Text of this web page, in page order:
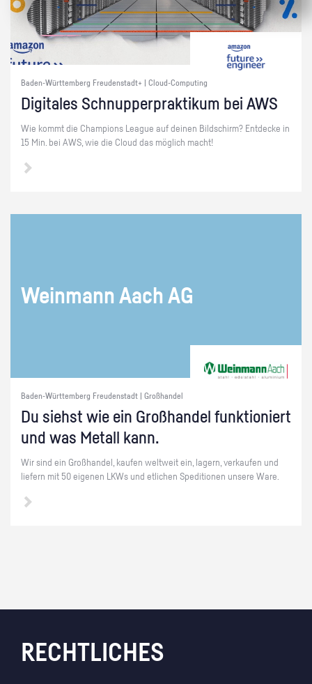
Baden-Württemberg Freudenstadt+ | Cloud-Computing
Di­gi­ta­les Schnup­per­prak­ti­kum bei AWS
Wie kommt die Cham­pi­ons Le­ague auf dei­nen Bild­schirm? Ent­de­cke in
15 Min. bei AWS, wie die Cloud das mög­lich macht!
Wein­mann Aach AG
Baden-Württemberg Freudenstadt | Großhandel
Du siehst wie ein Groß­han­del funk­tio­niert
und was Me­tall kann.
Wir sind ein Groß­han­del, kau­fen welt­weit ein, la­gern, ver­kau­fen und
lie­fern mit 50 ei­ge­nen LKWs und et­li­chen Spe­di­tio­nen un­se­re Ware.
RECHTLICHES